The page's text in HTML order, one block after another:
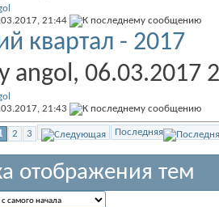
21:44
квартал - 2017
angol, 06.03.2017
21:43
2 3 Последняя
отображения тем